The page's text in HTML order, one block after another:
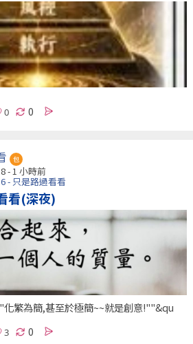
0
包
- 1 小時前
- 只是路過看看
看(深夜)
繁為簡,甚至於極簡~~就是創意!""&qu
0